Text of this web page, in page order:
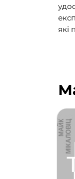
які